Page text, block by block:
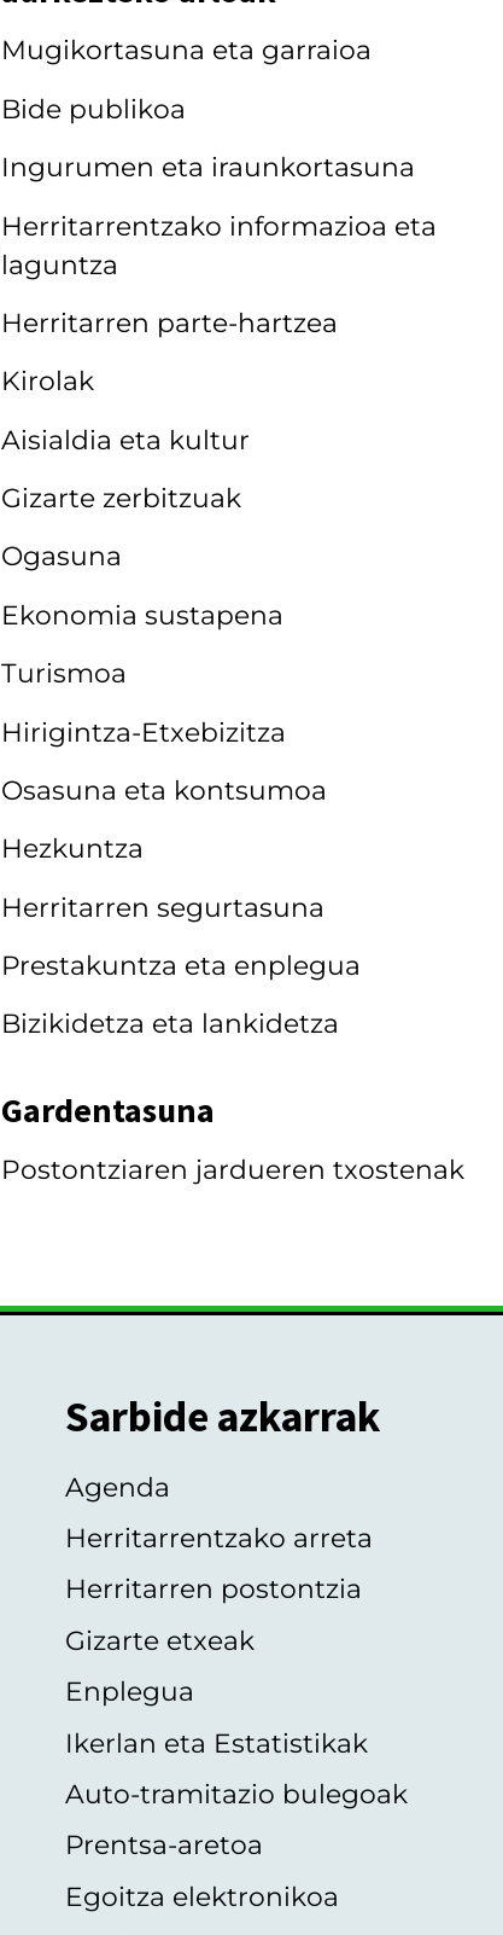
Mugikortasuna eta garraioa
Bide publikoa
Ingurumen eta iraunkortasuna
Herritarrentzako informazioa eta
laguntza
Herritarren parte-hartzea
Kirolak
Aisialdia eta kultur
Gizarte zerbitzuak
Ogasuna
Ekonomia sustapena
Turismoa
Hirigintza-Etxebizitza
Osasuna eta kontsumoa
Hezkuntza
Herritarren segurtasuna
Prestakuntza eta enplegua
Bizikidetza eta lankidetza
Gardentasuna
Postontziaren jardueren txostenak
Sarbide azkarrak
Agenda
Herritarrentzako arreta
Herritarren postontzia
Gizarte etxeak
Enplegua
Ikerlan eta Estatistikak
Auto-tramitazio bulegoak
Prentsa-aretoa
Egoitza elektronikoa